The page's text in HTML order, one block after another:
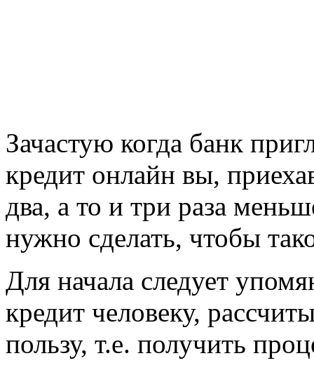
Зачастую когда банк
кредит онлайн вы,
два, а то и три раза
нужно сделать, чтобы
Для начала следует
кредит человеку,
пользу, т.е. получить